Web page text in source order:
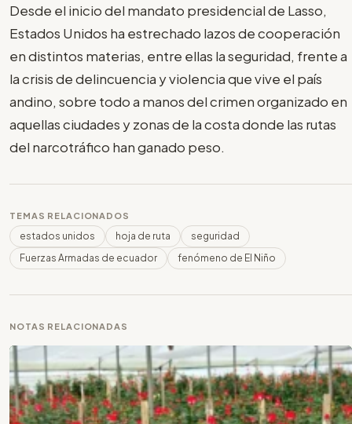
Desde el inicio del mandato presidencial de Lasso,
Estados Unidos ha estrechado lazos de cooperación
en distintos materias, entre ellas la seguridad, frente a
la crisis de delincuencia y violencia que vive el país
andino, sobre todo a manos del crimen organizado en
aquellas ciudades y zonas de la costa donde las rutas
del narcotráfico han ganado peso.
TEMAS RELACIONADOS
estados unidos hoja de ruta
seguridad
Fuerzas Armadas de ecuador
fenómeno de El Niño
NOTAS RELACIONADAS